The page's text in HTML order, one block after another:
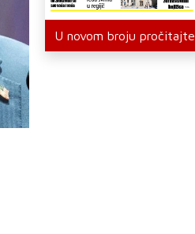
U novom broju pročitajte